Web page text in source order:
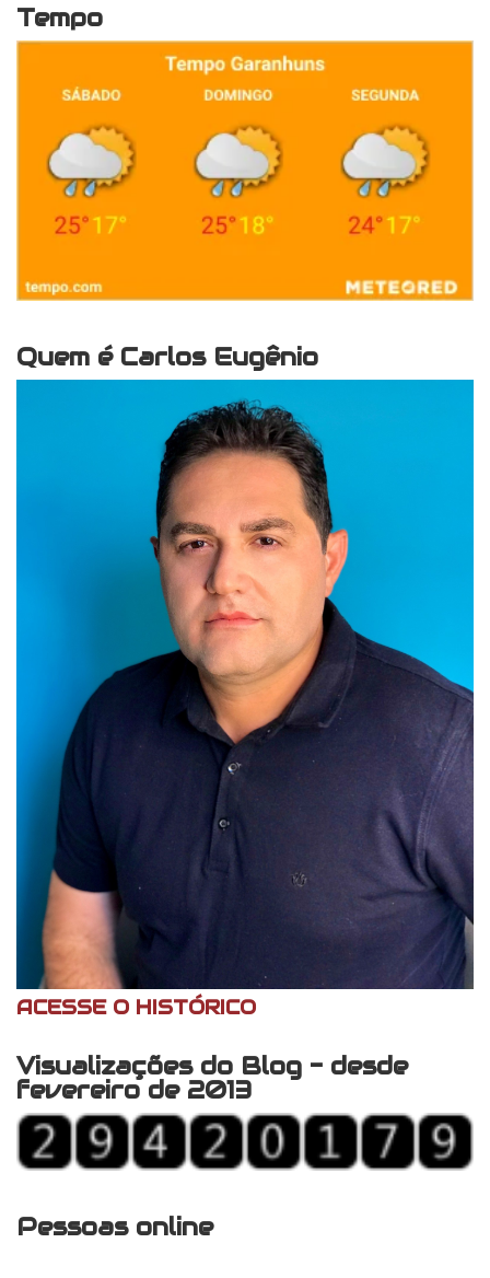
Tempo
Quem é Carlos Eugênio
ACESSE O HISTÓRICO
Visualizações do Blog - desde
fevereiro de 2013
Pessoas online